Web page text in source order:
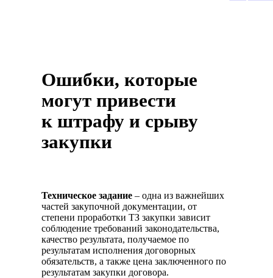
Ошибки, которые
могут привести
к штрафу и срыву
закупки
Техническое задание – одна из важнейших
частей закупочной документации, от
степени проработки ТЗ закупки зависит
соблюдение требований законодательства,
качество результата, получаемое по
результатам исполнения договорных
обязательств, а также цена заключенного по
результатам закупки договора.